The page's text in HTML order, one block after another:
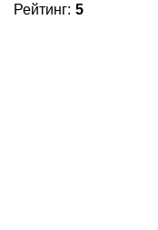
Рейтинг: 5